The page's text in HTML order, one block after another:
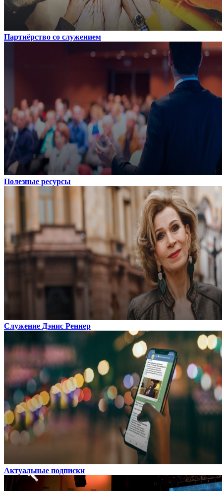
Партнёрство со служением
Полезные ресурсы
Служение Дэнис Реннер
Актуальные подписки